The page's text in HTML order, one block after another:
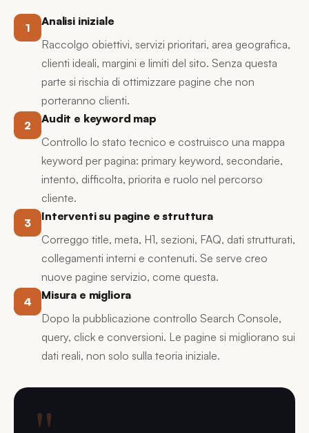
1
Analisi iniziale
Raccolgo obiettivi, servizi prioritari, area geografica,
clienti ideali, margini e limiti del sito. Senza questa
parte si rischia di ottimizzare pagine che non
porteranno clienti.
2
Audit e keyword map
Controllo lo stato tecnico e costruisco una mappa
keyword per pagina: primary keyword, secondarie,
intento, difficolta, priorita e ruolo nel percorso
cliente.
3
Interventi su pagine e struttura
Correggo title, meta, H1, sezioni, FAQ, dati strutturati,
collegamenti interni e contenuti. Se serve creo
nuove pagine servizio, come questa.
4
Misura e migliora
Dopo la pubblicazione controllo Search Console,
query, click e conversioni. Le pagine si migliorano sui
dati reali, non solo sulla teoria iniziale.